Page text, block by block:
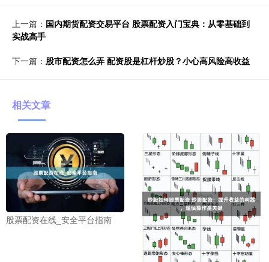
上一篇： 国内期货配资交易平台 股票配资入门宝典：从零基础到
实战高手
下一篇： 股市配资怎么弄 配资股是杠杆炒股？小心高风险高收益
相关文章
股票配资在线_安全平台指南